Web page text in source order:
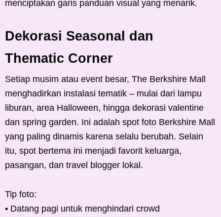
menciptakan garis panduan visual yang menarik.
Dekorasi Seasonal dan
Thematic Corner
Setiap musim atau event besar, The Berkshire Mall
menghadirkan instalasi tematik – mulai dari lampu
liburan, area Halloween, hingga dekorasi valentine
dan spring garden. Ini adalah spot foto Berkshire Mall
yang paling dinamis karena selalu berubah. Selain
itu, spot bertema ini menjadi favorit keluarga,
pasangan, dan travel blogger lokal.
Tip foto:
• Datang pagi untuk menghindari crowd